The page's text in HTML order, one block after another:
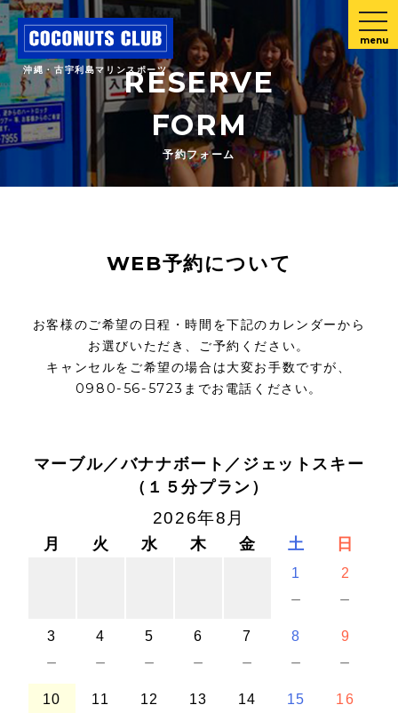
沖縄・古宇利島マリンスポーツ
menu
RESERVE
FORM
予約フォーム
WEB予約について
お客様のご希望の日程・時間を下記のカレンダーから
お選びいただき、ご予約ください。
キャンセルをご希望の場合は大変お手数ですが、
0980-56-5723までお電話ください。
マーブル／バナナボート／ジェットスキー
（１５分プラン）
2026年8月
月 火 水 木 金 土 日
1
－
2
－
3
－
4
－
5
－
6
－
7
－
8
－
9
－
10 11 12 13 14 15 16